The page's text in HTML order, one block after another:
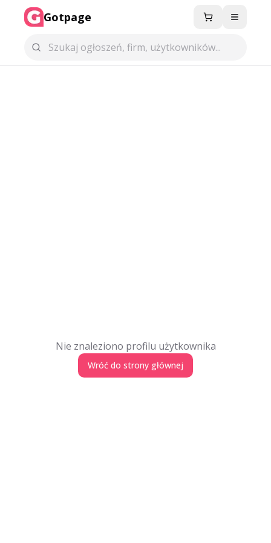
Gotpage Menu
Nie znaleziono profilu użytkownika
Wróć do strony głównej